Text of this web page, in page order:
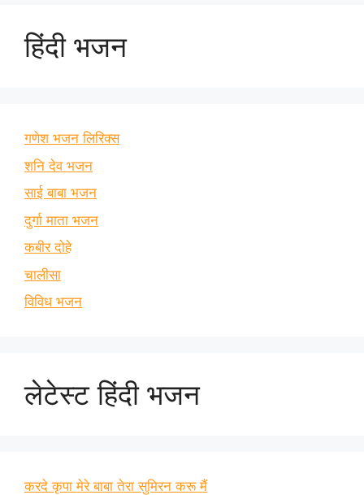
हिंदी भजन
गणेश भजन लिरिक्स
शनि देव भजन
साई बाबा भजन
दुर्गा माता भजन
कबीर दोहे
चालीसा
विविध भजन
लेटेस्ट हिंदी भजन
करदे कृपा मेरे बाबा तेरा सुमिरन करू मैं